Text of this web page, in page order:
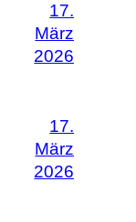
17.
März
2026
17.
März
2026